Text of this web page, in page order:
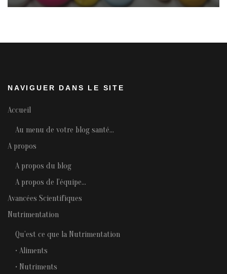
NAVIGUER DANS LE SITE
Accueil
Au menu de votre blog santé…
A propos
A propos du blog
A propos de l’équipe…
Avancées Scientifiques
Nutrimentation
Qu’est ce que la Nutrimentation
• Aliments
• Nutriments